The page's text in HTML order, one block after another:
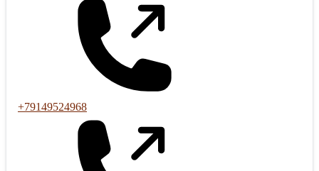
+79149524968